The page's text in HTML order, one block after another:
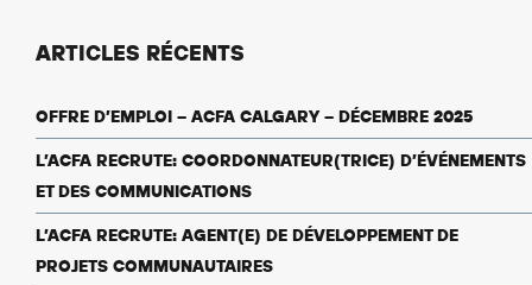
ARTICLES RÉCENTS
OFFRE D’EMPLOI – ACFA CALGARY – DÉCEMBRE 2025
L’ACFA RECRUTE: COORDONNATEUR(TRICE) D’ÉVÉNEMENTS
ET DES COMMUNICATIONS
L’ACFA RECRUTE: AGENT(E) DE DÉVELOPPEMENT DE
PROJETS COMMUNAUTAIRES